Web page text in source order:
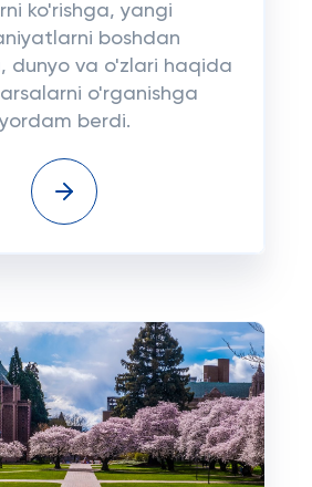
ko'rishga, yangi
boshdan
dunyo va o'zlari haqida
o'rganishga
yordam berdi.